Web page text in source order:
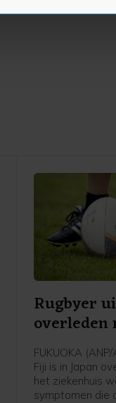
Rugbyer
overleden
FUKUOKA
Fiji is in Japan
het ziekenhuis
symptomen die